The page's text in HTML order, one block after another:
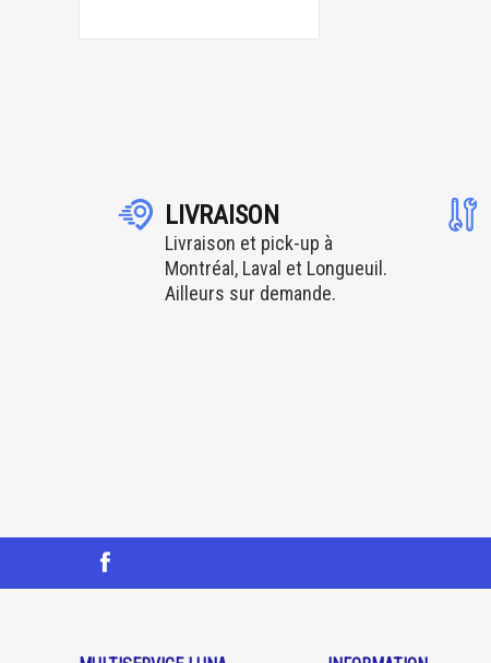
LIVRAISON
Livraison et pick-up à
Montréal, Laval et Longueuil.
Ailleurs sur demande.